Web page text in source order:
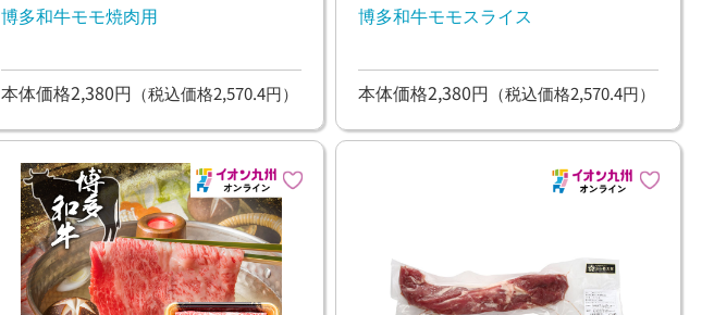
博多和牛モモ焼肉用
本体価格2,380円 （税込価格2,570.4円）
博多和牛モモスライス
本体価格2,380円 （税込価格2,570.4円）